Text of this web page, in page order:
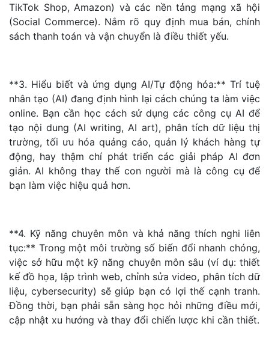
TikTok Shop, Amazon) và các nền tảng mạng xã hội
(Social Commerce). Nắm rõ quy định mua bán, chính
sách thanh toán và vận chuyển là điều thiết yếu.
**3. Hiểu biết và ứng dụng AI/Tự động hóa:** Trí tuệ
nhân tạo (AI) đang định hình lại cách chúng ta làm việc
online. Bạn cần học cách sử dụng các công cụ AI để
tạo nội dung (AI writing, AI art), phân tích dữ liệu thị
trường, tối ưu hóa quảng cáo, quản lý khách hàng tự
động, hay thậm chí phát triển các giải pháp AI đơn
giản. AI không thay thế con người mà là công cụ để
bạn làm việc hiệu quả hơn.
**4. Kỹ năng chuyên môn và khả năng thích nghi liên
tục:** Trong một môi trường số biến đổi nhanh chóng,
việc sở hữu một kỹ năng chuyên môn sâu (ví dụ: thiết
kế đồ họa, lập trình web, chỉnh sửa video, phân tích dữ
liệu, cybersecurity) sẽ giúp bạn có lợi thế cạnh tranh.
Đồng thời, bạn phải sẵn sàng học hỏi những điều mới,
cập nhật xu hướng và thay đổi chiến lược khi cần thiết.